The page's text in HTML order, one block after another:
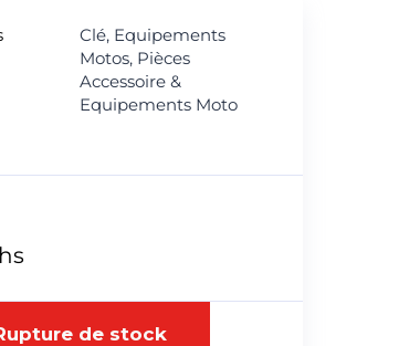
Clé, Equipements
Motos, Pièces
Accessoire &
Equipements Moto
de stock